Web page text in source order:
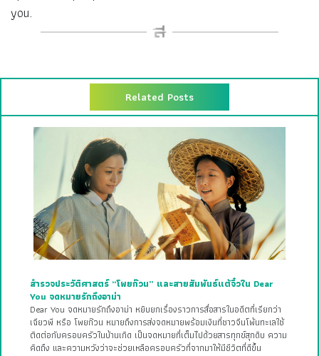
you.
Related Posts
สำรวจประวัติศาสตร์ “โพยก๊วน” และสายสัมพันธ์แต้จิ๋วใน Dear
You จดหมายรักถึงอาม่า
Dear You จดหมายรักถึงอาม่า หยิบยกเรื่องราวการสื่อสารในอดีตที่เรียกว่า
เฉียวพี หรือ โพยก๊วน หมายถึงการส่งจดหมายพร้อมเงินที่ชาวจีนโพ้นทะเลใช้
ติดต่อกับครอบครัวในบ้านเกิด เป็นจดหมายที่เต็มไปด้วยสารทุกข์สุกดิบ ความ
คิดถึง และความหวังว่าจะช่วยเหลือครอบครัวที่จากมาให้มีชีวิตที่ดีขึ้น